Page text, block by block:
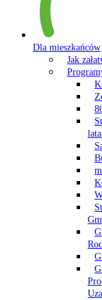
Dla mieszkańców
Jak